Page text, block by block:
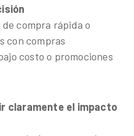
compra rápida o
con compras
costo o promociones
claramente el impacto